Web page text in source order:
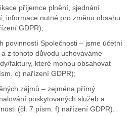
příjemce plnění, sjednání
informace nutné pro změnu obsahu
GDPR);
povinností Společnosti – jsme účetní
z tohoto důvodu uchováváme
faktury, které mohou obsahovat
c) nařízení GDPR);
zájmů – zejména přímý
poskytovaných služeb a
(čl. 7 písm. f) nařízení GDPR).